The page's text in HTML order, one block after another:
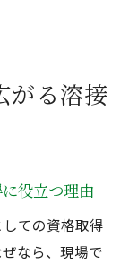
がる溶接
役立つ理由
ての資格取得
なら、現場で